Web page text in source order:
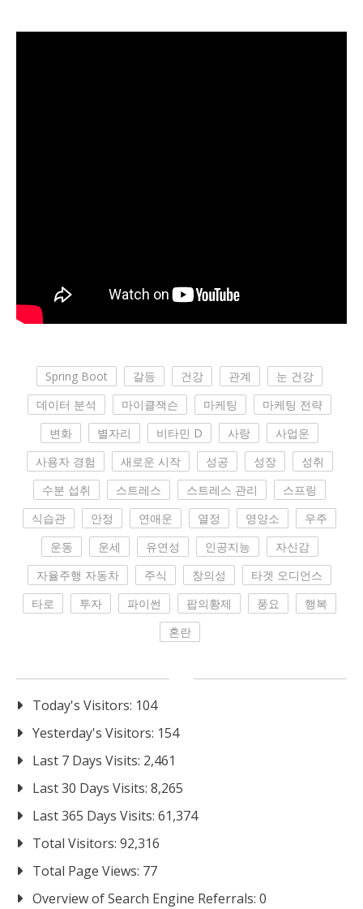
Spring Boot 갈등 건강 관계
눈 건강
데이터 분석
마이클잭슨 마케팅
마케팅 전략
변화
별자리 비타민 D 사랑
사업운
사용자 경험
새로운 시작 성공 성장
성취
수분 섭취
스트레스 스트레스 관리
스프링
식습관
안정 연애운 열정 영양소
우주
운동
운세 유연성 인공지능
자신감
자율주행 자동차
주식 창의성
타겟 오디언스
타로
투자 파이썬 팝의황제 풍요
행복
혼란
Today's Visitors: 104
Yesterday's Visitors: 154
Last 7 Days Visits: 2,461
Last 30 Days Visits: 8,265
Last 365 Days Visits: 61,374
Total Visitors: 92,316
Total Page Views: 77
Overview of Search Engine Referrals: 0